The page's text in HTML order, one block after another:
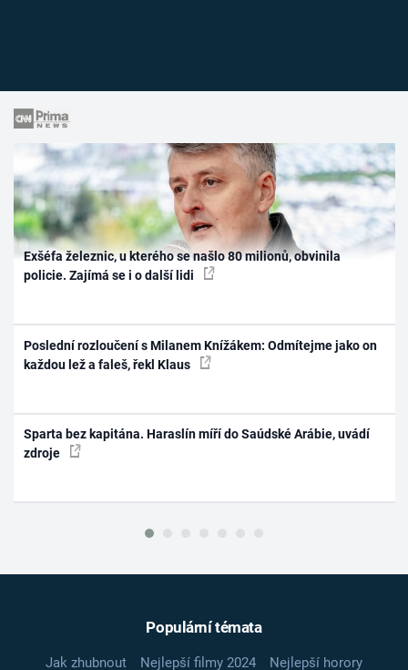
Exšéfa železnic, u kterého se našlo 80 milionů, obvinila
policie. Zajímá se i o další lidi
Poslední rozloučení s Milanem Knížákem: Odmítejme jako on
každou lež a faleš, řekl Klaus
Sparta bez kapitána. Haraslín míří do Saúdské Arábie, uvádí
zdroje
Populární témata
Jak zhubnout Nejlepší filmy 2024
Nejlepší horory